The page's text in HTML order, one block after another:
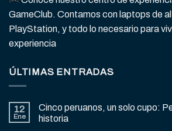
GameClub. Contamos con laptops de
PlayStation, y todo lo necesario para
experiencia
ÚLTIMAS ENTRADAS
12
Ene
Cinco peruanos, un solo cupo:
historia